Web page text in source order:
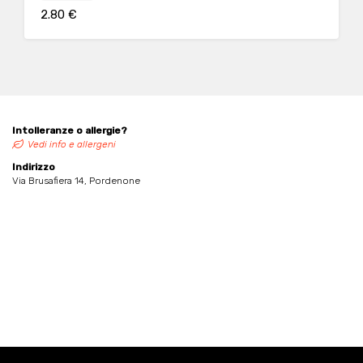
periodicamente sottoposto a rigidi controlli
2.80 €
Intolleranze o allergie?
Vedi info e allergeni
Indirizzo
Via Brusafiera 14, Pordenone